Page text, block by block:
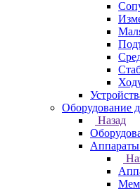
Оборудование
Назад